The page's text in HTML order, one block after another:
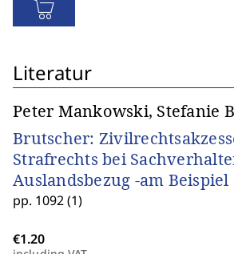
Literatur
Peter Mankowski, Stefanie
Brutscher:
Strafrechts bei
Auslandsbezug -am Beispiel
pp. 1092 (1)